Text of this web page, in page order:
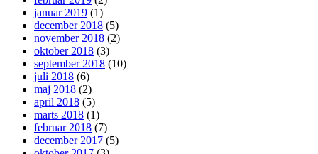
januar 2019 (1)
december 2018 (5)
november 2018 (2)
oktober 2018 (3)
september 2018 (10)
juli 2018 (6)
maj 2018 (2)
april 2018 (5)
marts 2018 (1)
februar 2018 (7)
december 2017 (5)